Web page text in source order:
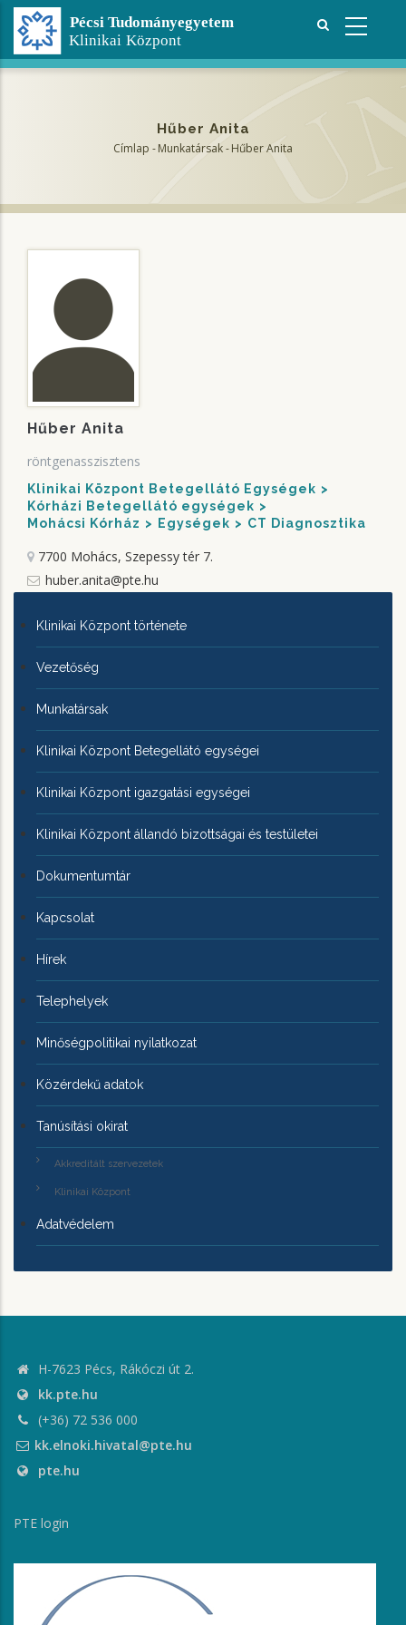
Ugrás
tartalomra
Hűber Anita
Címlap -Munkatársak-Hűber Anita
Hűber Anita
röntgenasszisztens
Klinikai Központ Betegellátó Egységek
Kórházi Betegellátó egységek
Mohácsi Kórház
Egységek CT Diagnosztika
7700 Mohács, Szepessy tér 7.
huber.anita@pte.hu
KLINIKAI
KÖZPONTRÓL
Klinikai Központ története
Vezetőség
Munkatársak
Klinikai Központ Betegellátó egységei
Klinikai Központ igazgatási egységei
Klinikai Központ állandó bizottságai és testületei
Dokumentumtár
Kapcsolat
Hírek
Telephelyek
Minőségpolitikai nyilatkozat
Közérdekű adatok
Tanúsítási okirat
Akkreditált szervezetek
Klinikai Központ
Adatvédelem
H-7623 Pécs, Rákóczi út 2.
kk.pte.hu
(+36) 72 536 000
kk.elnoki.hivatal@pte.hu
pte.hu
PTE login